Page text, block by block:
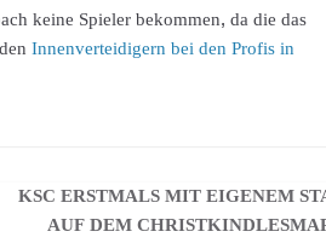
keine Spieler bekommen, da die das
Innenverteidigern bei den Profis in
KSC ERSTMALS MIT EIGENEM
AUF DEM